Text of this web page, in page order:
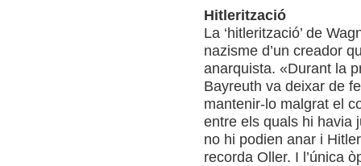
Hitlerització
La ‘hitlerització’ de
nazisme d’un creador
anarquista. «Durant la
Bayreuth va deixar de
mantenir-lo malgrat el
entre els quals hi havia
no hi podien anar i
recorda Oller. I l’única